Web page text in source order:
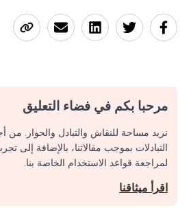
مرحبا بكم في فضاء التعليق
نريد مساحة للنقاش والتبادل والحوار.
التبادلات بموجب مقالاتنا، بالإضافة إلى
لمراجعة قواعد الاستخدام الخاصة بنا.
اقرأ ميثاقنا